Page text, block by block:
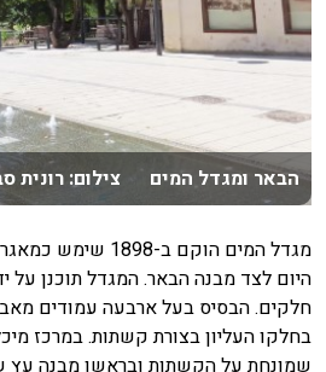
הבאר ומגדל המים צילום: רונית
מגדל המים הוקם ב-
היום לצד מבנה הבאר. המגדל תוכנן על
חלקים. הבסיס בעל ארבעה עמודים
בחלקו העליון בצורת קשתות. במרכז
שמונחת על הקשתות ובראשו מבנה